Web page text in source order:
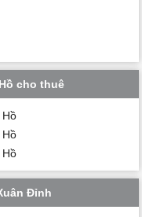
cho thuê
Hồ
Hồ
Hồ
Đỉnh